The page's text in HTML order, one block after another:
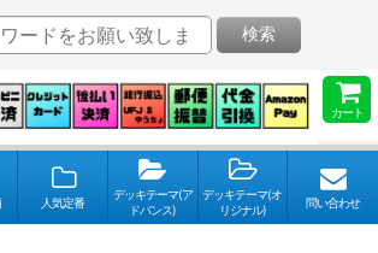
カート
検索
人気定番
デッキテーマ(ア
ドバンス)
デッキテーマ(オ
リジナル)
問い合わせ